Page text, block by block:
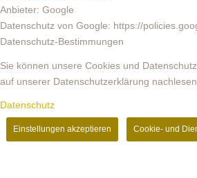
Anbieter: Google
Datenschutz von Google: https://
Datenschutz-Bestimmungen
Sie können unsere Cookies und
auf unserer Datenschutzerklärung nachlesen.
Datenschutz
Einstellungen akzeptieren Cookie- und